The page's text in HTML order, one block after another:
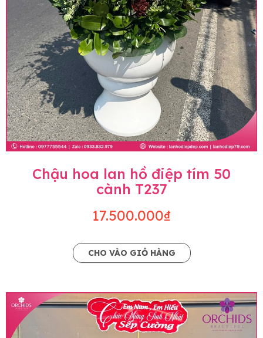
Chậu hoa lan hồ điệp tím 50
cành T237
17.500.000₫
CHO VÀO GIỎ HÀNG